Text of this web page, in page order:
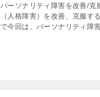
パーソナリティ障害を改善/克
（人格障害）を改善、克服す
で今回は、パーソナリティ障